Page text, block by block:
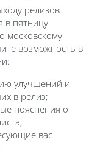
релизов
в пятницу
московскому
возможность в
улучшений и
в релиз;
пояснения о
вас